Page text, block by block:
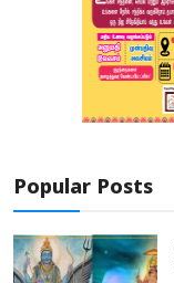
Popular Posts